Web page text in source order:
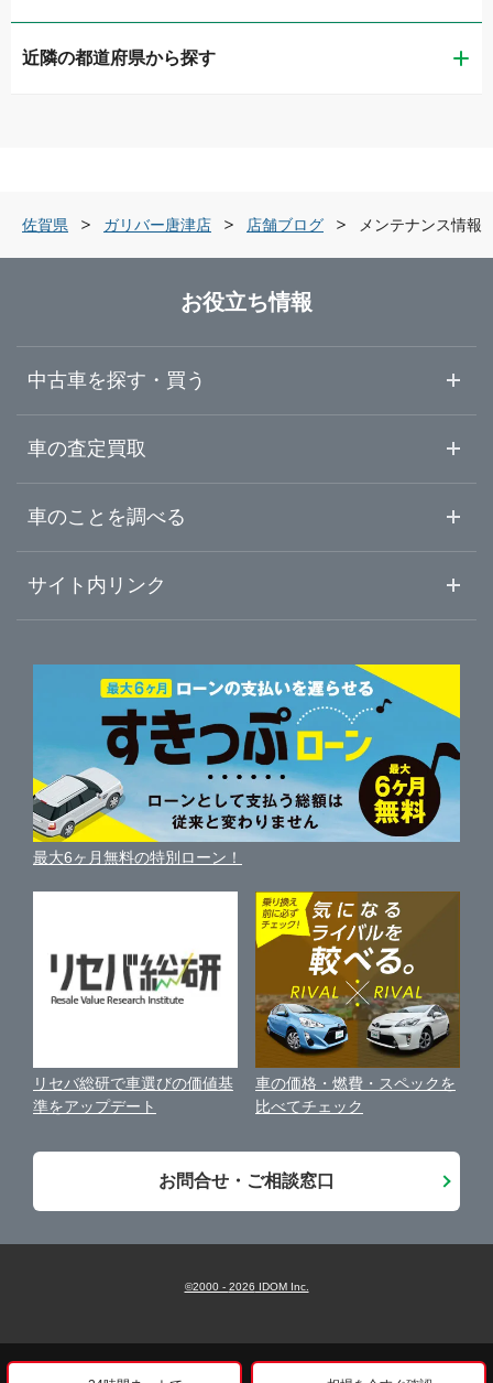
ガリバー車検 佐賀本庄店
ガリバー唐津店
ガリバー久留米みやき店
佐賀市
唐津・伊万里
近隣の都道府県から探す
大分県
宮崎県
鹿児島県
沖縄県
佐賀県 ガリバー唐津店 店舗ブログ メンテナンス情報
お役立ち情報
中古車を探す・買う
中古車情報・中古車検索
初めての中古車購入ガイド
中古車人気ランキング
自動車ローンを調べる
ガリバーの自動車ローン
車買い替えの基礎知識
近くのお店で車を探す
車の査定買取
車査定・車買取ならガリバー
ガリバーの査定が選ばれる理由
車を売る時よくある質問
便利な査定サービス
中古車買取相場（毎月更新）
車の個人売買ガイド
車のことを調べる
車初心者まとめ
新車・中古車カタログ
車の燃費を調べる
車種別クチコミ
車比較サイト
サイト内リンク
サイトマップ
サイトの使用条件
利用規約
保険代理店業務に関する基本方針
古物営業法に基づく表示
お客様の声
会社案内
最大6ヶ月無料の特別ローン！
リセバ総研で車選びの価値基
準をアップデート
車の価格・燃費・スペックを
比べてチェック
お問合せ・ご相談窓口
©2000 - 2026 IDOM Inc.